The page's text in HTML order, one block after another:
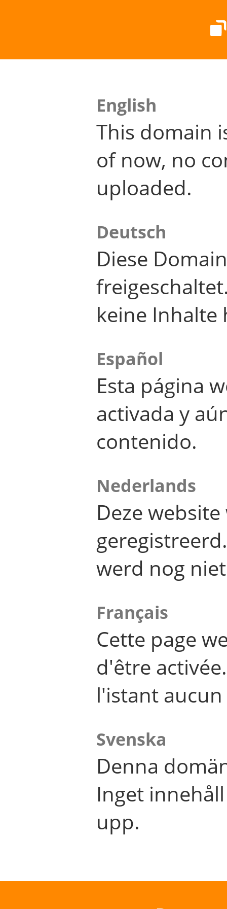
English
This domain
of now, no
uploaded.
Deutsch
Diese
keine Inhalte
Español
Esta página
activada y
contenido.
Nederlands
Deze
werd nog
Français
Cette page
d'être
l'istant
Svenska
Denna
Inget
upp.